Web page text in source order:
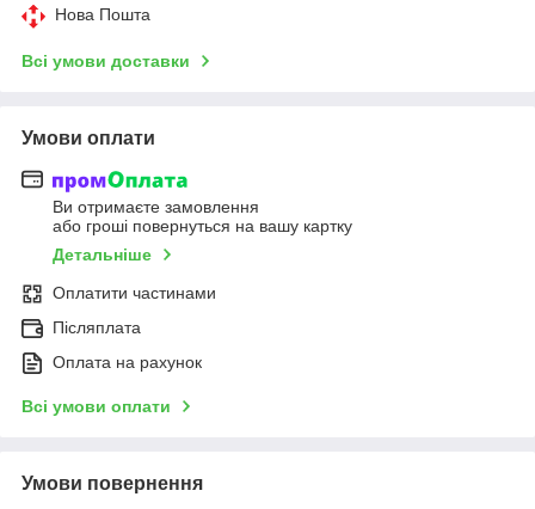
Нова Пошта
Всі умови доставки
Умови оплати
Ви отримаєте замовлення
або гроші повернуться на вашу картку
Детальніше
Оплатити частинами
Післяплата
Оплата на рахунок
Всі умови оплати
Умови повернення